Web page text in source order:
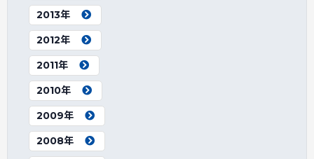
2013年
2012年
2011年
2010年
2009年
2008年